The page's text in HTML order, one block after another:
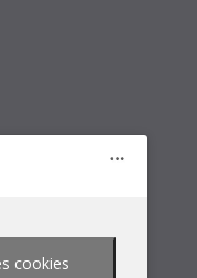
cookies